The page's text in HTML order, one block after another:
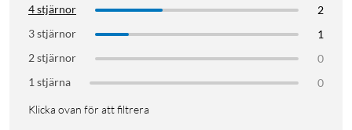
Precision och kontroll
Justera enkelt pekarens hastighet med ett knapptryck –
välj mellan 800, 1200, 1600 eller 2400 DPI beroende på
uppgift. Två tumknappar gör det enkelt att navigera
4 stjärnor
2
3 stjärnor
1
2 stjärnor
0
1 stjärna
0
Klicka ovan för att filtrera